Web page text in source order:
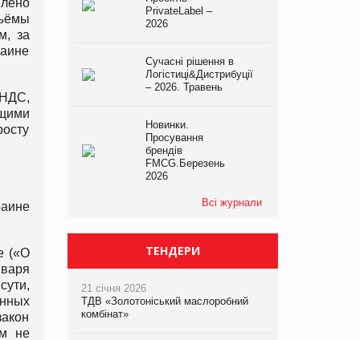
за
НДС,
(«О
не
PrivateLabel –
2026
Сучасні рішення в
Логістиці&Дистрибуції
– 2026. Травень
Новинки.
Просування
брендів
FMCG.Березень
2026
Всі журнали
ТЕНДЕРИ
21 січня 2026
ТДВ «Золотоніський маслоробний
комбінат»